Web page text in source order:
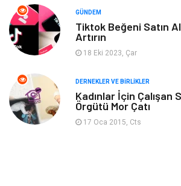
Turizm
Hediyelik Eşya
Aksesuar Basın
Bebek Giyim Nakliyat
GÜNDEM
Tiktok Beğeni Satın
Artırın
18 Eki 2023, Çar
DERNEKLER VE BIRLIKLER
Kadınlar İçin Çalışan
Örgütü Mor Çatı
17 Oca 2015, Cts